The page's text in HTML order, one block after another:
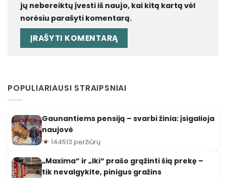
jų nebereiktų įvesti iš naujo, kai kitą kartą vėl
norėsiu parašyti komentarą.
POPULIARIAUSI STRAIPSNIAI
Gaunantiems pensiją – svarbi žinia: įsigalioja
naujovė
144513 peržiūrų
„Maxima“ ir „Iki“ prašo grąžinti šią prekę –
tik nevalgykite, pinigus gražins